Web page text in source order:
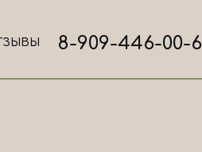
8-909-446-00-